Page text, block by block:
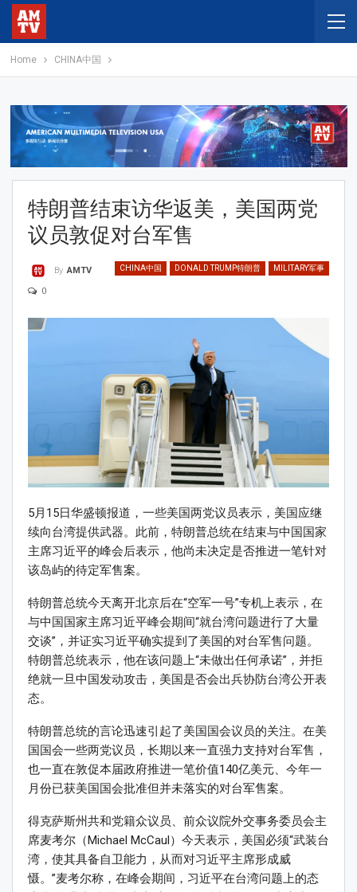
Home CHINA中国
特朗普结束访华返美，美国两党
议员敦促对台军售
CHINA中国 DONALD TRUMP特朗普 MILITARY军事
By AMTV
0
5月15日华盛顿报道，一些美国两党议员表示，美国应继
续向台湾提供武器。此前，特朗普总统在结束与中国国家
主席习近平的峰会后表示，他尚未决定是否推进一笔针对
该岛屿的待定军售案。
特朗普总统今天离开北京后在“空军一号”专机上表示，在
与中国国家主席习近平峰会期间“就台湾问题进行了大量
交谈”，并证实习近平确实提到了美国的对台军售问题。
特朗普总统表示，他在该问题上“未做出任何承诺”，并拒
绝就一旦中国发动攻击，美国是否会出兵协防台湾公开表
态。
特朗普总统的言论迅速引起了美国国会议员的关注。在美
国国会一些两党议员，长期以来一直强力支持对台军售，
也一直在敦促本届政府推进一笔价值140亿美元、今年一
月份已获美国国会批准但并未落实的对台军售案。
得克萨斯州共和党籍众议员、前众议院外交事务委员会主
席麦考尔（Michael McCaul）今天表示，美国必须“武装台
湾，使其具备自卫能力，从而对习近平主席形成威
慑。”麦考尔称，在峰会期间，习近平在台湾问题上的态